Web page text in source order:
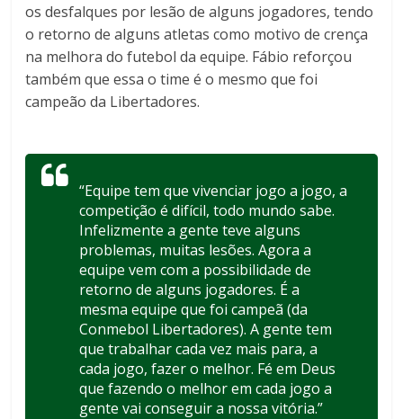
os desfalques por lesão de alguns jogadores, tendo
o retorno de alguns atletas como motivo de crença
na melhora do futebol da equipe. Fábio reforçou
também que essa o time é o mesmo que foi
campeão da Libertadores.
“Equipe tem que vivenciar jogo a jogo, a
competição é difícil, todo mundo sabe.
Infelizmente a gente teve alguns
problemas, muitas lesões. Agora a
equipe vem com a possibilidade de
retorno de alguns jogadores. É a
mesma equipe que foi campeã (da
Conmebol Libertadores). A gente tem
que trabalhar cada vez mais para, a
cada jogo, fazer o melhor. Fé em Deus
que fazendo o melhor em cada jogo a
gente vai conseguir a nossa vitória.”